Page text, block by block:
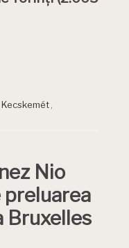
Kecskemét
Nio
Bruxelles